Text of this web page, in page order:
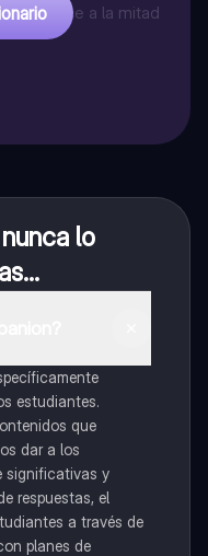
reduce a la mitad
lo
estudiantes.
que
dar a los
significativas y
respuestas, el
a través de
planes de